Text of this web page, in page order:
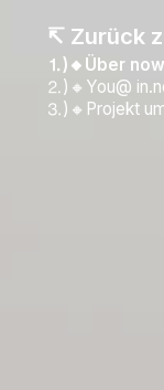
↸ Zurück
⒈)🔸Über
⒉)🔸You@
⒊)🔸Projekt